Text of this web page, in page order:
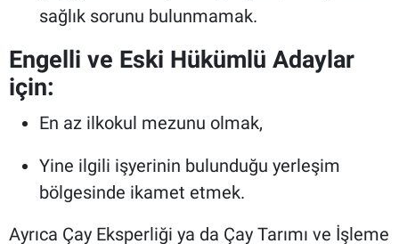
sağlık sorunu bulunmamak.
Engelli ve Eski Hükümlü Adaylar
için:
En az ilkokul mezunu olmak,
Yine ilgili işyerinin bulunduğu yerleşim
bölgesinde ikamet etmek.
Ayrıca Çay Eksperliği ya da Çay Tarımı ve İşleme